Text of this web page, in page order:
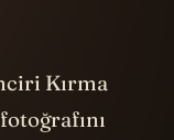
Kırma